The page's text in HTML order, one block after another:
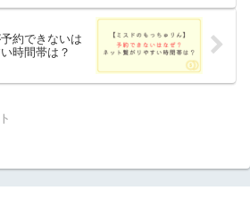
約できないは
時間帯は？